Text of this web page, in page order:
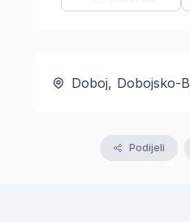
Doboj, Dobojsko-
Podijeli